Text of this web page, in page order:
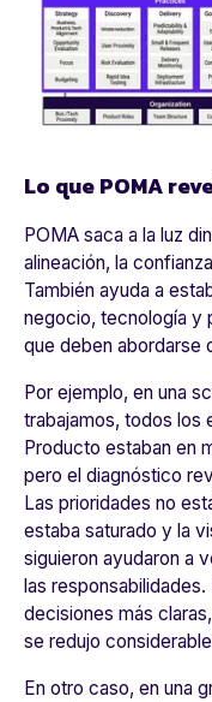
Lo que POMA
POMA saca a la luz
alineación, la
También ayuda a
negocio, tecnología y
que deben abordarse
Por ejemplo, en una
trabajamos, todos los
Producto estaban en
pero el diagnóstico
Las prioridades no
estaba saturado y la
siguieron ayudaron a
las
decisiones más
se redujo
En otro caso, en una